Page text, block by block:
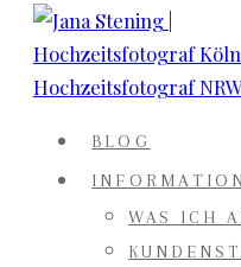
BLOG
WAS ICH